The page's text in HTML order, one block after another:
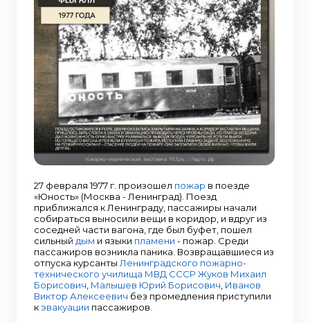
27 февраля 1977 г. произошел пожар в поезде
«Юность» (Москва - Ленинград). Поезд
приближался к Ленинграду, пассажиры начали
собираться выносили вещи в коридор, и вдруг из
соседней части вагона, где был буфет, пошел
сильный дым и языки пламени - пожар. Среди
пассажиров возникла паника. Возвращавшиеся из
отпуска курсанты Ленинградского пожарно-
технического училища МВД СССР Жуков Михаил
Борисович Малышев Юрий Борисович Иванов
Виктор Алексеевич без промедления приступили
кэвакуации пассажиров.